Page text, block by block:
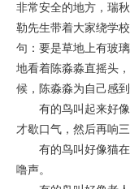
非常安全的地方，瑞
勒先生带着大家绕学
句：要是草地上有玻
地看着陈淼淼直摇头
候，陈淼淼为自己感到
有的鸟叫起来好像
才歇口气，然后再响
有的鸟叫好像猫在
噜声。